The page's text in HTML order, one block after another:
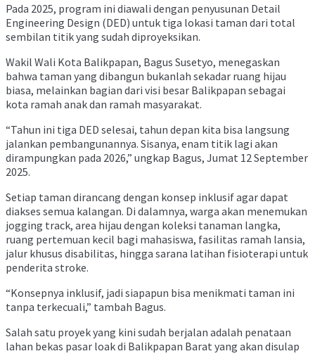
Pada 2025, program ini diawali dengan penyusunan Detail
Engineering Design (DED) untuk tiga lokasi taman dari total
sembilan titik yang sudah diproyeksikan.
Wakil Wali Kota Balikpapan, Bagus Susetyo, menegaskan
bahwa taman yang dibangun bukanlah sekadar ruang hijau
biasa, melainkan bagian dari visi besar Balikpapan sebagai
kota ramah anak dan ramah masyarakat.
“Tahun ini tiga DED selesai, tahun depan kita bisa langsung
jalankan pembangunannya. Sisanya, enam titik lagi akan
dirampungkan pada 2026,” ungkap Bagus, Jumat 12 September
2025.
Setiap taman dirancang dengan konsep inklusif agar dapat
diakses semua kalangan. Di dalamnya, warga akan menemukan
jogging track, area hijau dengan koleksi tanaman langka,
ruang pertemuan kecil bagi mahasiswa, fasilitas ramah lansia,
jalur khusus disabilitas, hingga sarana latihan fisioterapi untuk
penderita stroke.
“Konsepnya inklusif, jadi siapapun bisa menikmati taman ini
tanpa terkecuali,” tambah Bagus.
Salah satu proyek yang kini sudah berjalan adalah penataan
lahan bekas pasar loak di Balikpapan Barat yang akan disulap